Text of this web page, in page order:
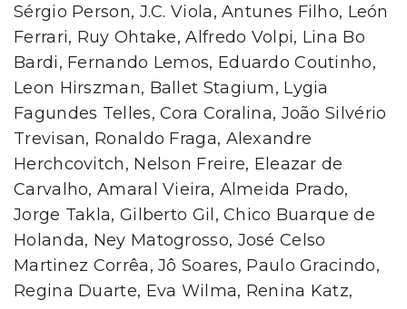
Sérgio Person, J.C. Viola, Antunes Filho, León
Ferrari, Ruy Ohtake, Alfredo Volpi, Lina Bo
Bardi, Fernando Lemos, Eduardo Coutinho,
Leon Hirszman, Ballet Stagium, Lygia
Fagundes Telles, Cora Coralina, João Silvério
Trevisan, Ronaldo Fraga, Alexandre
Herchcovitch, Nelson Freire, Eleazar de
Carvalho, Amaral Vieira, Almeida Prado,
Jorge Takla, Gilberto Gil, Chico Buarque de
Holanda, Ney Matogrosso, José Celso
Martinez Corrêa, Jô Soares, Paulo Gracindo,
Regina Duarte, Eva Wilma, Renina Katz,